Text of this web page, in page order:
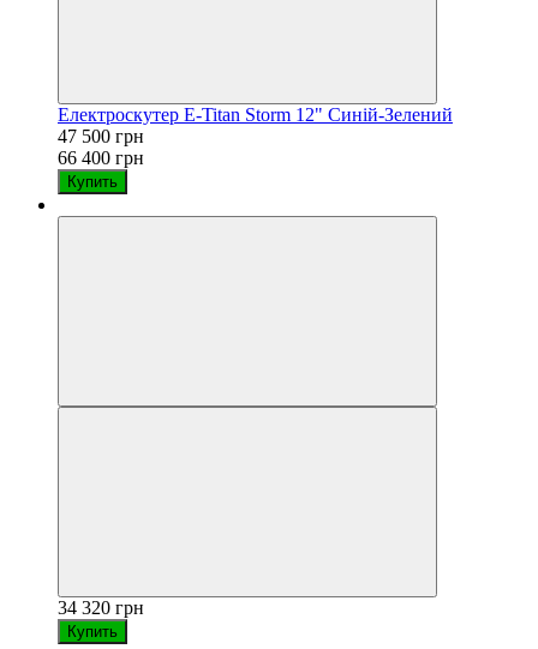
Електроскутер E-Titan Storm 12" Синій-Зелений
47 500 грн
66 400 грн
Купить
34 320 грн
Купить